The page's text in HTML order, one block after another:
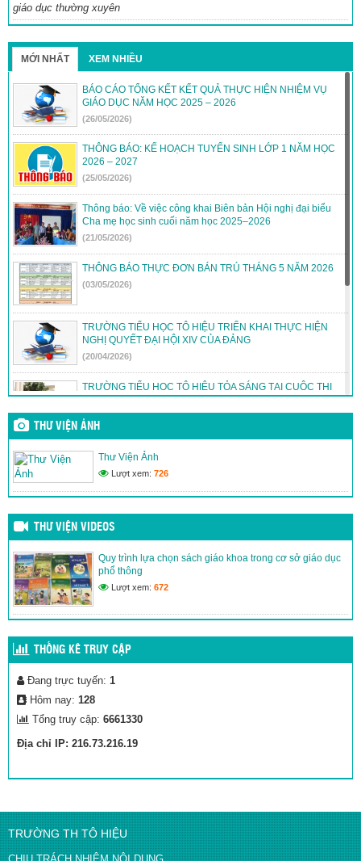
giáo dục thường xuyên
MỚI NHẤT XEM NHIỀU
BÁO CÁO TỔNG KẾT KẾT QUẢ THỰC HIỆN NHIỆM VỤ
GIÁO DỤC NĂM HỌC 2025 – 2026
(26/05/2026)
THÔNG BÁO: KẾ HOẠCH TUYỂN SINH LỚP 1 NĂM HỌC
2026 – 2027
(25/05/2026)
Thông báo: Về việc công khai Biên bản Hội nghị đại biểu
Cha mẹ học sinh cuối năm học 2025–2026
(21/05/2026)
THÔNG BÁO THỰC ĐƠN BÁN TRÚ THÁNG 5 NĂM 2026
(03/05/2026)
TRƯỜNG TIỂU HỌC TÔ HIỆU TRIỂN KHAI THỰC HIỆN
NGHỊ QUYẾT ĐẠI HỘI XIV CỦA ĐẢNG
(20/04/2026)
TRƯỜNG TIỂU HỌC TÔ HIỆU TỎA SÁNG TẠI CUỘC THI
TRẠNG NGUYÊN TIẾNG VIỆT
(12/04/2026)
(30/03/2026)
(26/02/2026)
THƯ VIỆN ẢNH
Thư Viện Ảnh
Lượt xem: 726
THƯ VIỆN VIDEOS
Quy trình lựa chọn sách giáo khoa trong cơ sở giáo dục
phổ thông
Lượt xem: 672
THỐNG KÊ TRUY CẬP
Đang trực tuyến: 1
Hôm nay: 128
Tổng truy cập: 6661330
Địa chỉ IP: 216.73.216.19
TRƯỜNG TH TÔ HIỆU